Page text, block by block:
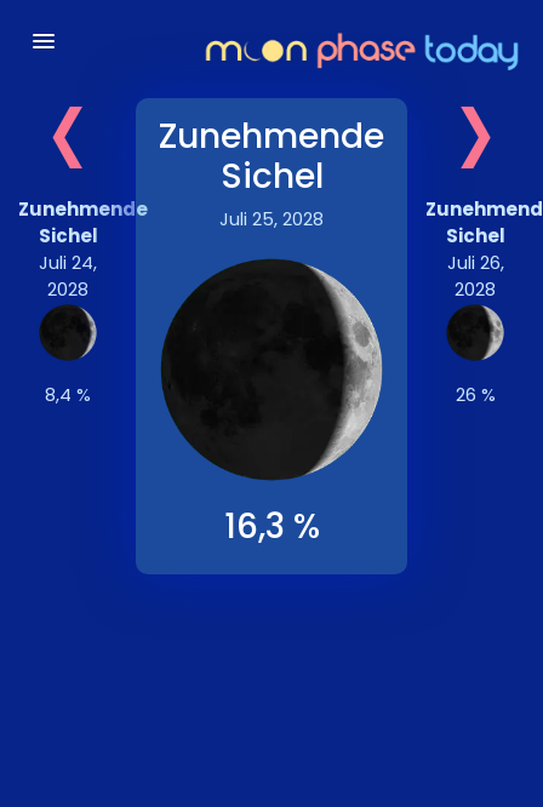
‹
Zunehmende
Sichel
Juli 24,
2028
8,4 %
Zunehmende
Sichel
Juli 25, 2028
16,3 %
›
Sichel
Juli 26,
2028
26 %